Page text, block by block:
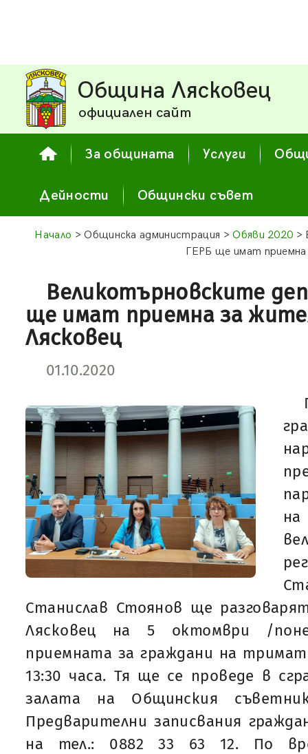
Община Лясковец
официален сайт
За общината Услуги
Дейности Общински съвет
Начало > Общинска администрация >Обяви 2020 >
ГЕРБ ще имат
Великотърновските
ще имат приемна за
Лясковец
01.10.2020
Станислав Стоянов ще
Лясковец на 5 октомври /
приемната за граждани на
13:30 часа. Тя ще се проведе в
залата на Общинския
Предварителни записвания
на тел.: 0882 33 63 12. По